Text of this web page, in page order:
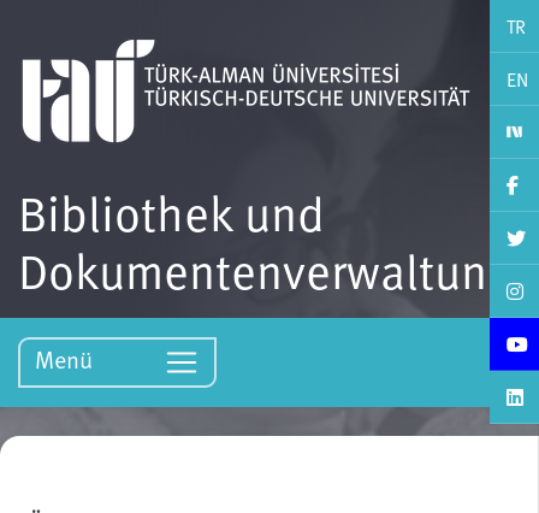
TR
EN
Bibliothek und
Dokumentenverwaltung
Menü